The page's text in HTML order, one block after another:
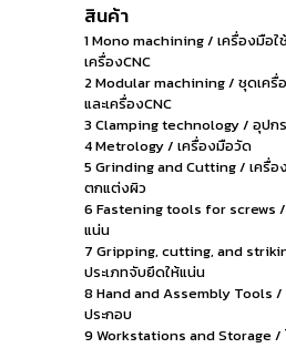
สินค้า
1 Mono machining / เครื่องมือใ
เครื่องCNC
2 Modular machining / ชุดเครื่
และเครื่องCNC
3 Clamping technology / อุป
4 Metrology / เครื่องมือวัด
5 Grinding and Cutting / เครื่อ
ตกแต่งผิว
6 Fastening tools for screws /
แน่น
7 Gripping, cutting, and
ประเภทจับยึดให้แน่น
8 Hand and Assembly Tools
ประกอบ
9 Workstations and Storage /